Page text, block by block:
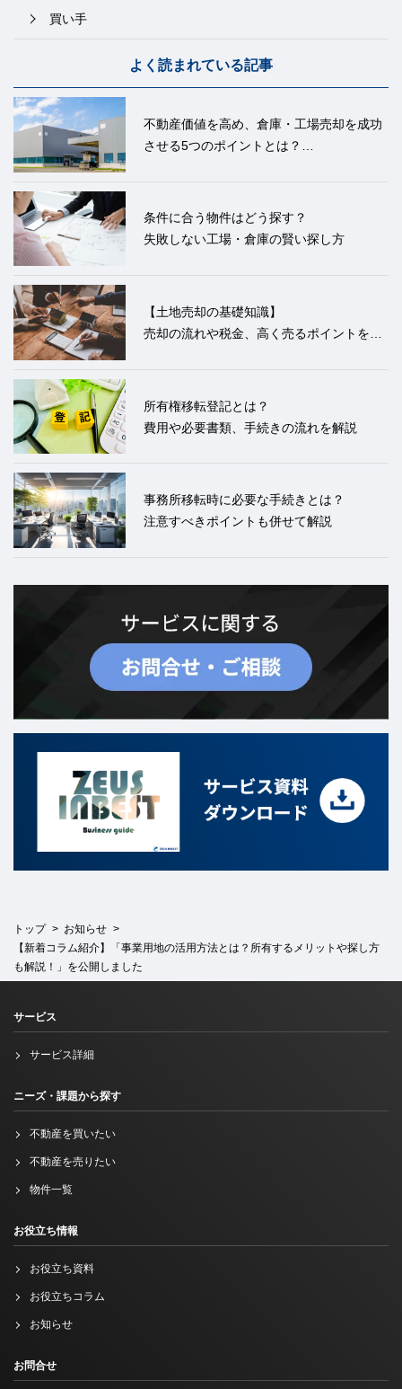
買い手
よく読まれている記事
不動産価値を高め、倉庫・工場売却を成功
させる5つのポイントとは？
条件に合う物件はどう探す？
失敗しない工場・倉庫の賢い探し方
【土地売却の基礎知識】
売却の流れや税金、高く売るポイントを解
所有権移転登記とは？
費用や必要書類、手続きの流れを解説
事務所移転時に必要な手続きとは？
注意すべきポイントも併せて解説
トップ
お知らせ
【新着コラム紹介】「事業用地の活用方法とは？所有するメリットや探し方
も解説！」を公開しました
サービス
サービス詳細
ニーズ・課題から探す
不動産を買いたい
不動産を売りたい
物件一覧
お役立ち情報
お役立ち資料
お役立ちコラム
お知らせ
お問合せ